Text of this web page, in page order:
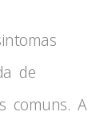
de
comuns. A